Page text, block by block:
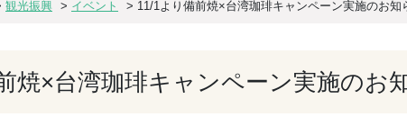
観光振興 > イベント > 11/1より備前焼×台湾珈琲キャンペーン実施のお知
焼×台湾珈琲キャンペーン実施のお